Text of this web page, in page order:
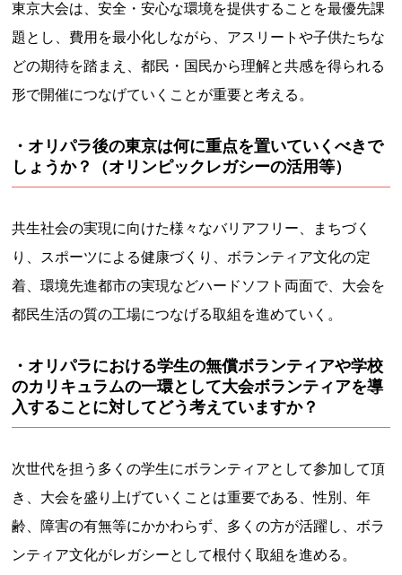
東京大会は、安全・安心な環境を提供することを最優先課
題とし、費用を最小化しながら、アスリートや子供たちな
どの期待を踏まえ、都民・国民から理解と共感を得られる
形で開催につなげていくことが重要と考える。
・オリパラ後の東京は何に重点を置いていくべきで
しょうか？（オリンピックレガシーの活用等）
共生社会の実現に向けた様々なバリアフリー、まちづく
り、スポーツによる健康づくり、ボランティア文化の定
着、環境先進都市の実現などハードソフト両面で、大会を
都民生活の質の工場につなげる取組を進めていく。
・オリパラにおける学生の無償ボランティアや学校
のカリキュラムの一環として大会ボランティアを導
入することに対してどう考えていますか？
次世代を担う多くの学生にボランティアとして参加して頂
き、大会を盛り上げていくことは重要である、性別、年
齢、障害の有無等にかかわらず、多くの方が活躍し、ボラ
ンティア文化がレガシーとして根付く取組を進める。